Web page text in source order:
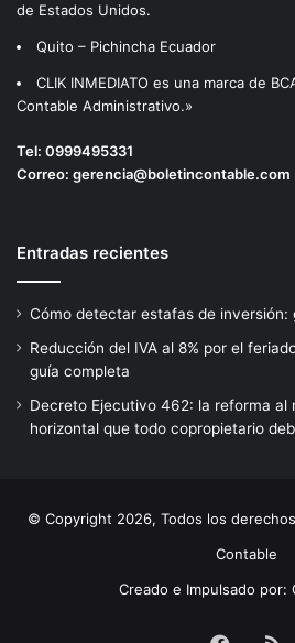
de Estados Unidos.
Quito – Pichincha Ecuador
CLIK INMEDIATO es una marca de
Contable Administrativo.»
Tel: 0999495331
Correo: gerencia@boletincontable.com
Entradas recientes
Cómo detectar estafas de inversión:
Reducción del IVA al 8% por el
guía completa
Decreto Ejecutivo 462: la reforma al
horizontal que todo copropietario
© Copyright 2026, Todos los
Contable
Creado e Impulsado por: